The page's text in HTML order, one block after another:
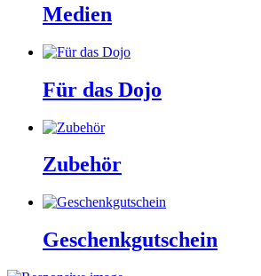
Medien
Für das Dojo
Zubehör
Geschenkgutschein